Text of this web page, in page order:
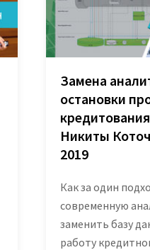
Замена
остановки
Никиты
2019
Как за один
современную
заменить базу
работу